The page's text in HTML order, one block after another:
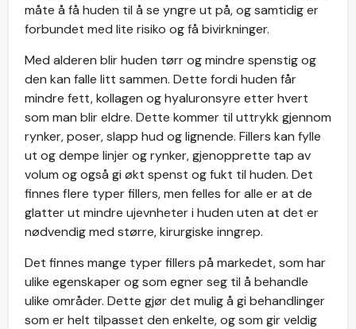
måte å få huden til å se yngre ut på, og samtidig er
forbundet med lite risiko og få bivirkninger.
Med alderen blir huden tørr og mindre spenstig og
den kan falle litt sammen. Dette fordi huden får
mindre fett, kollagen og hyaluronsyre etter hvert
som man blir eldre. Dette kommer til uttrykk gjennom
rynker, poser, slapp hud og lignende. Fillers kan fylle
ut og dempe linjer og rynker, gjenopprette tap av
volum og også gi økt spenst og fukt til huden. Det
finnes flere typer fillers, men felles for alle er at de
glatter ut mindre ujevnheter i huden uten at det er
nødvendig med større, kirurgiske inngrep.
Det finnes mange typer fillers på markedet, som har
ulike egenskaper og som egner seg til å behandle
ulike områder. Dette gjør det mulig å gi behandlinger
som er helt tilpasset den enkelte, og som gir veldig